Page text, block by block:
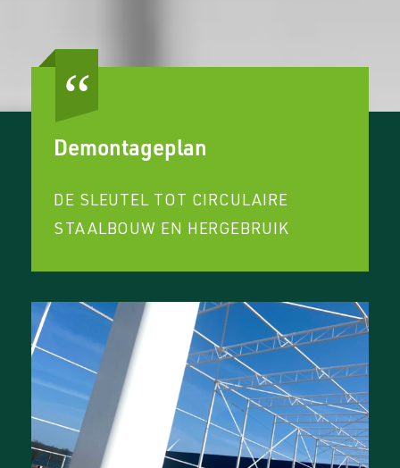
Demontageplan
DE SLEUTEL TOT CIRCULAIRE
STAALBOUW EN HERGEBRUIK